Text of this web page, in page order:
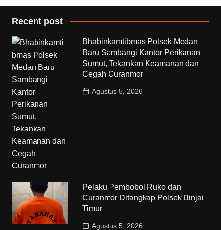
Recent post
Bhabinkamtibmas Polsek Medan
Baru Sambangi Kantor Perikanan
Sumut, Tekankan Keamanan dan
Cegah Curanmor
Agustus 5, 2026
Pelaku Pembobol Ruko dan
Curanmor Ditangkap Polsek Binjai
Timur
Agustus 5, 2026